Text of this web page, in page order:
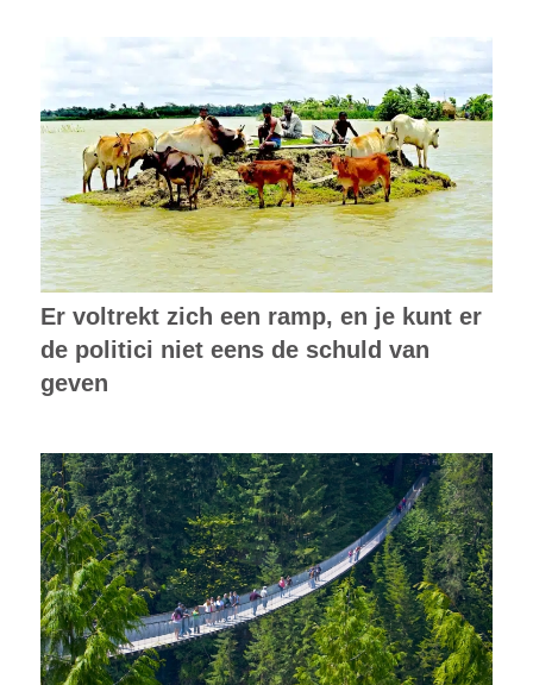
Er voltrekt zich een ramp, en je kunt er
de politici niet eens de schuld van
geven